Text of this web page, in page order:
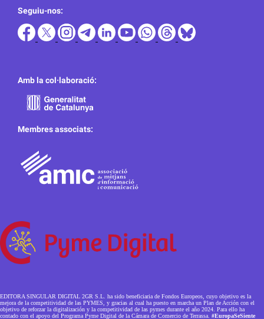
Seguiu-nos:
Amb la col·laboració:
Membres associats:
EDITORA SINGULAR DIGITAL 2GR S.L. ha sido beneficiaria de Fondos Europeos, cuyo objetivo es la
mejora de la competitividad de las PYMES, y gracias al cual ha puesto en marcha un Plan de Acción con el
objetivo de reforzar la digitalización y la competitividad de las pymes durante el año 2024. Para ello ha
contado con el apoyo del Programa Pyme Digital de la Cámara de Comercio de Terrassa. #EuropaSeSiente